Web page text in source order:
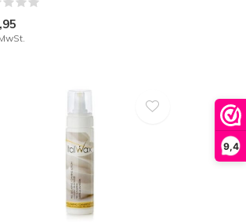
9,4